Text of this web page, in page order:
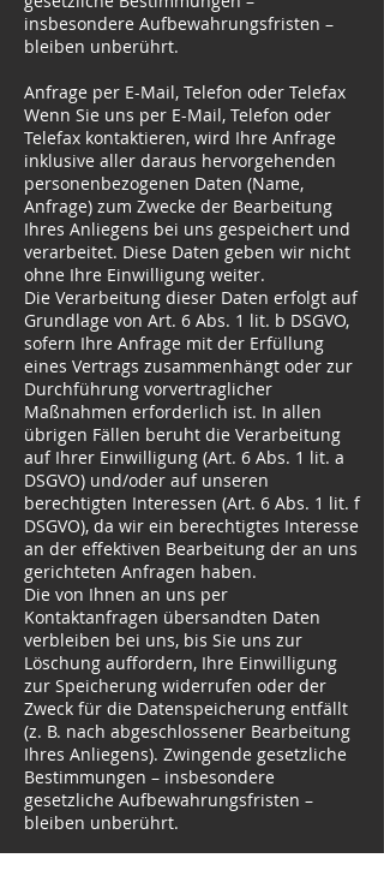
insbesondere Aufbewahrungsfristen –
bleiben unberührt.
Anfrage per E-Mail, Telefon oder Telefax
Wenn Sie uns per E-Mail, Telefon oder
Telefax kontaktieren, wird Ihre Anfrage
inklusive aller daraus hervorgehenden
personenbezogenen Daten (Name,
Anfrage) zum Zwecke der Bearbeitung
Ihres Anliegens bei uns gespeichert und
verarbeitet. Diese Daten geben wir nicht
ohne Ihre Einwilligung weiter.
Die Verarbeitung dieser Daten erfolgt auf
Grundlage von Art. 6 Abs. 1 lit. b DSGVO,
sofern Ihre Anfrage mit der Erfüllung
eines Vertrags zusammenhängt oder zur
Durchführung vorvertraglicher
Maßnahmen erforderlich ist. In allen
übrigen Fällen beruht die Verarbeitung
auf Ihrer Einwilligung (Art. 6 Abs. 1 lit. a
DSGVO) und/oder auf unseren
berechtigten Interessen (Art. 6 Abs. 1 lit. f
DSGVO), da wir ein berechtigtes Interesse
an der effektiven Bearbeitung der an uns
gerichteten Anfragen haben.
Die von Ihnen an uns per
Kontaktanfragen übersandten Daten
verbleiben bei uns, bis Sie uns zur
Löschung auffordern, Ihre Einwilligung
zur Speicherung widerrufen oder der
Zweck für die Datenspeicherung entfällt
(z. B. nach abgeschlossener Bearbeitung
Ihres Anliegens). Zwingende gesetzliche
Bestimmungen – insbesondere
gesetzliche Aufbewahrungsfristen –
bleiben unberührt.